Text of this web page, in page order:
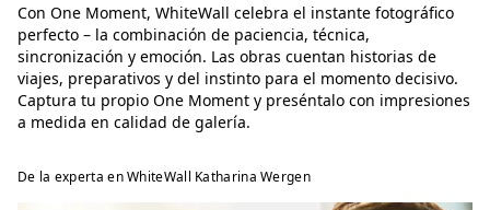
Con One Moment, WhiteWall celebra el instante fotográfico
perfecto – la combinación de paciencia, técnica,
sincronización y emoción. Las obras cuentan historias de
viajes, preparativos y del instinto para el momento decisivo.
Captura tu propio One Moment y preséntalo con impresiones
a medida en calidad de galería.
De la experta en WhiteWall Katharina Wergen